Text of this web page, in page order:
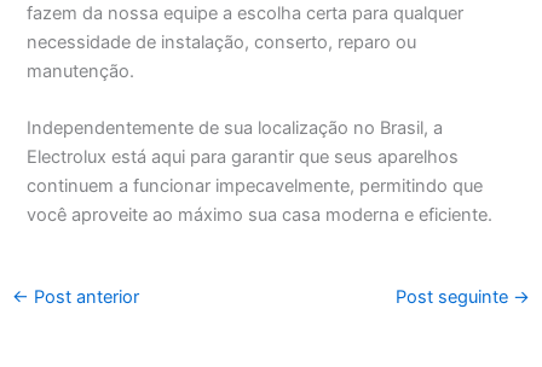
fazem da nossa equipe a escolha certa para qualquer
necessidade de instalação, conserto, reparo ou
manutenção.
Independentemente de sua localização no Brasil, a
Electrolux está aqui para garantir que seus aparelhos
continuem a funcionar impecavelmente, permitindo que
você aproveite ao máximo sua casa moderna e eficiente.
← Post anterior Post seguinte →